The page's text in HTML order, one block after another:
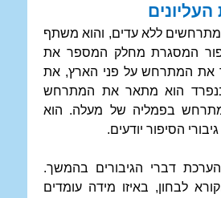
ללא עדים, והוא משתף
המסגרת מחלק המספר את
את המתרחש על פני הארץ, את
הוא מתאר את המתרחש
בפמליה של מעלה. הוא
הסיפור יודעים.
דברי הגיבורים בהמשך.
לבחון, באיזו מידה עומדים